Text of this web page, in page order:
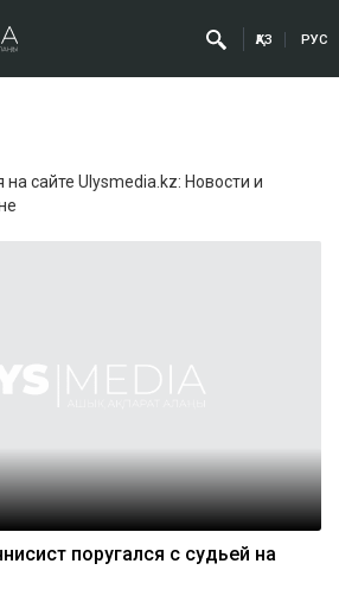
ҚАЗ РУС
на сайте Ulysmedia.kz: Новости и
поругался с судьей на